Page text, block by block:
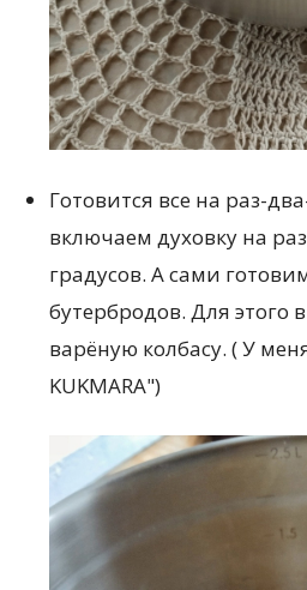
Готовится все на раз-
включаем духовку на
градусов. А сами
бутербродов. Для этого
варёную колбасу. ( У
KUKMARA")